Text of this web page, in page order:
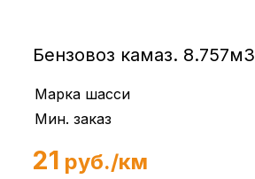
Бензовоз камаз. 8.757м3
Марка шасси
Мин. заказ
21 руб./км